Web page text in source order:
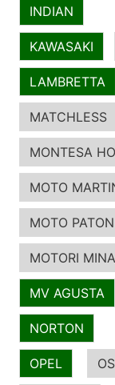
INDIAN
KAWASAKI
LAMBRETTA
MATCHLESS
MONTESA
MOTO
MOTO PATON
MOTORI
MV AGUSTA
NORTON
OPEL